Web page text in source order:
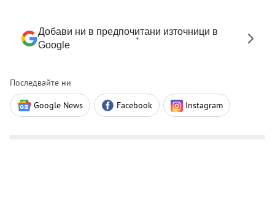
Добави ни в предпочитани източници в
Google
Последвайте ни
Google News Facebook Instagram